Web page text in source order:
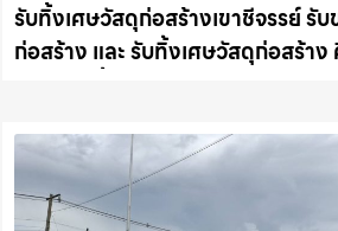
รับทิ้งเศษวัสดุก่อสร้างเขาชีจรรย์ รั
ก่อสร้าง และ รับทิ้งเศษวัสดุก่อสร้า